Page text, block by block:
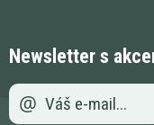
Newsletter s